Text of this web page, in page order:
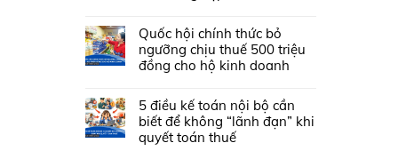
Quốc hội chính thức bỏ
ngưỡng chịu thuế 500 triệu
đồng cho hộ kinh doanh
5 điều kế toán nội bộ cần
biết để không “lãnh đạn” khi
quyết toán thuế